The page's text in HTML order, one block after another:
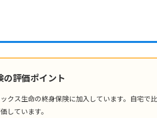
評価ポイント
クス生命の終身保険に加入しています。自宅で
しています。